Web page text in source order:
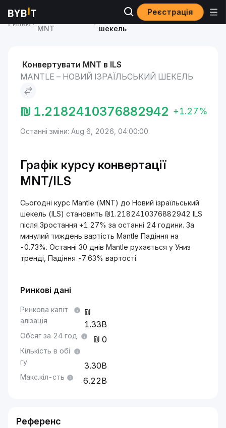
Реєстрація
Ринки
MNT
Mantle to Новий ізраїльський
шекель
Конвертувати MNT в ILS
MANTLE – НОВИЙ ІЗРАЇЛЬСЬКИЙ ШЕКЕЛЬ
₪ 1.2182410376882942 +1.27%
Останні зміни: Aug 6, 2026, 04:00:00.
Графік курсу конвертації
MNT/ILS
Сьогодні курс Mantle (MNT) до Новий ізраїльський
шекель (ILS) становить ₪1.2182410376882942 ILS
після Зростання +1.27% за останні 24 години. За
минулий тиждень вартість Mantle Падіння на
-0.73%. Останні 30 днів Mantle рухається у Униз
тренді, Падіння -7.63% вартості.
Ринкові дані
Ринкова капіт
алізація
1.33B
Обсяг за 24 год. 0
Кількість в обі
гу
3.30B
Макс.кіл-сть 6.22B
Референс